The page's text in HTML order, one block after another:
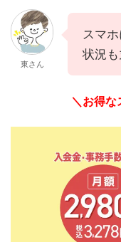
東さん
スマ
状況も
＼お得な